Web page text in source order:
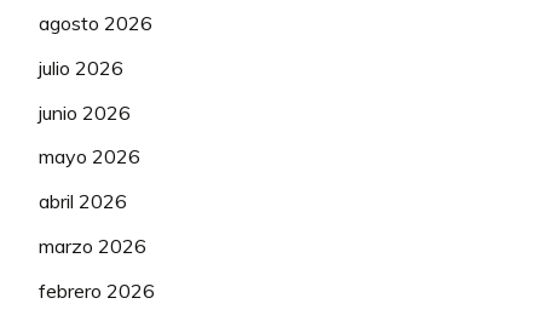
agosto 2026
julio 2026
junio 2026
mayo 2026
abril 2026
marzo 2026
febrero 2026